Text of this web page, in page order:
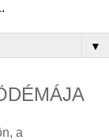
▼
a